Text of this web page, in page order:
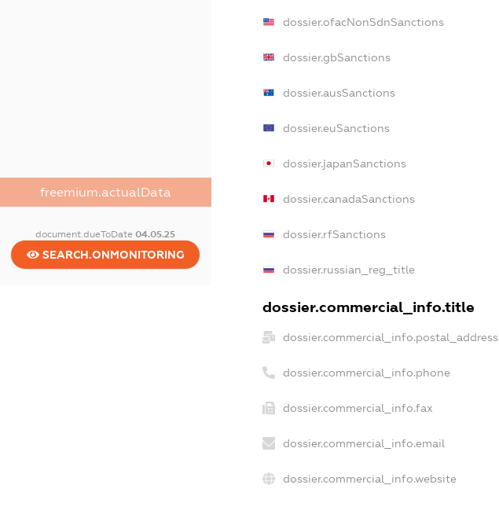
freemium.actualData
document.dueToDate04.05.25
SEARCH.ONMONITORING
dossier.ofacNonSdnSanctions
dossier.gbSanctions
dossier.ausSanctions
dossier.euSanctions
dossier.japanSanctions
dossier.canadaSanctions
dossier.rfSanctions
dossier.russian_reg_title
dossier.commercial_info.title
dossier.commercial_info.postal_address
dossier.commercial_info.phone
dossier.commercial_info.fax
dossier.commercial_info.email
dossier.commercial_info.website